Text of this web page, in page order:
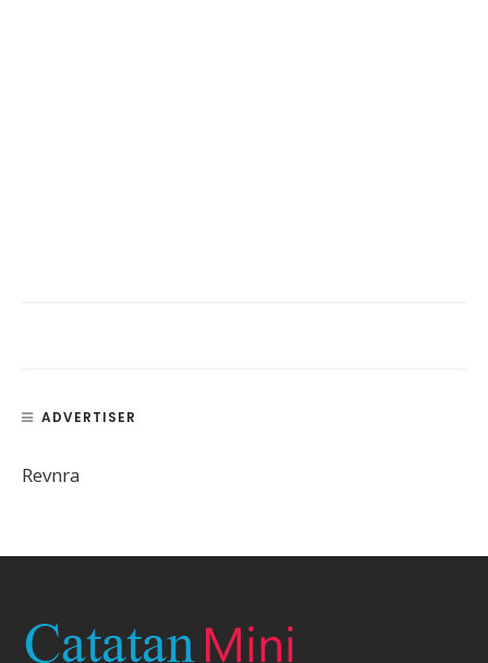
ADVERTISER
Revnra